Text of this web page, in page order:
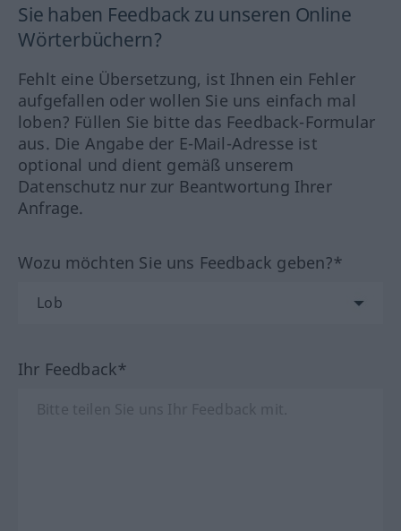
Sie haben Feedback zu unseren Online
Wörterbüchern?
Fehlt eine Übersetzung, ist Ihnen ein Fehler
aufgefallen oder wollen Sie uns einfach mal
loben? Füllen Sie bitte das Feedback-Formular
aus. Die Angabe der E-Mail-Adresse ist
optional und dient gemäß unserem
Datenschutz nur zur Beantwortung Ihrer
Anfrage.
Wozu möchten Sie uns Feedback geben?*
Ihr Feedback*